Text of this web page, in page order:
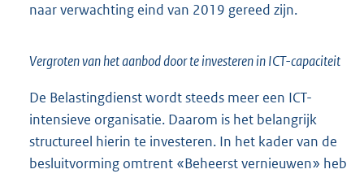
naar verwachting eind van 2019 gereed zijn.
Vergroten van het aanbod door te investeren in ICT-capaciteit
De Belastingdienst wordt steeds meer een ICT-
intensieve organisatie. Daarom is het belangrijk
structureel hierin te investeren. In het kader van de
besluitvorming omtrent «Beheerst vernieuwen» heb